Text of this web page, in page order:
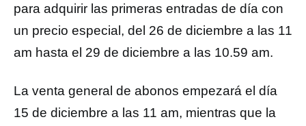
para adquirir las primeras entradas de día con
un precio especial, del 26 de diciembre a las 11
am hasta el 29 de diciembre a las 10.59 am.
La venta general de abonos empezará el día
15 de diciembre a las 11 am, mientras que la